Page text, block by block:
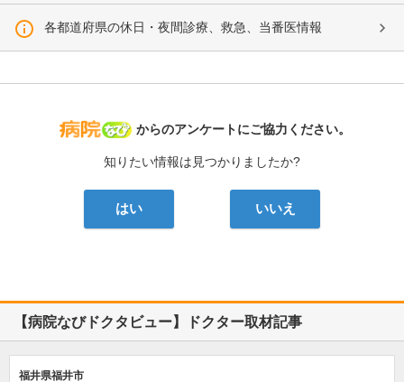
各都道府県の休日・夜間診療、救急、当番医情報
病院なび
からのアンケートにご協力ください。
知りたい情報は見つかりましたか?
はい いいえ
【病院なびドクタビュー】ドクター取材記事
福井県福井市